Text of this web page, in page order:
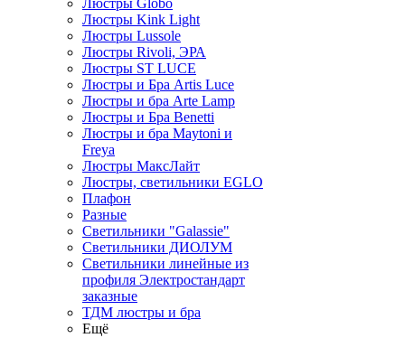
Люстры Globo
Люстры Kink Light
Люстры Lussole
Люстры Rivoli, ЭРА
Люстры ST LUCE
Люстры и Бра Artis Luce
Люстры и бра Arte Lamp
Люстры и Бра Benetti
Люстры и бра Maytoni и
Freya
Люстры МаксЛайт
Люстры, светильники EGLO
Плафон
Разные
Светильники "Galassie"
Светильники ДИОЛУМ
Светильники линейные из
профиля Электростандарт
заказные
ТДМ люстры и бра
Ещё